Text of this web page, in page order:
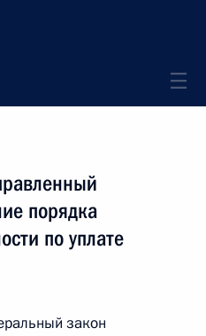
порядка
по уплате
закон